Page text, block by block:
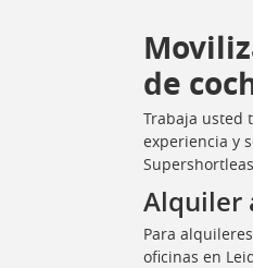
de
Trabaja usted
experiencia y
Alquiler
Para
oficinas en